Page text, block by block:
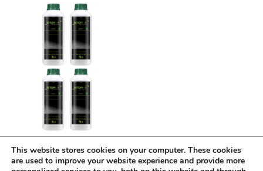
CZYSZCZENIE FUG
BETOFF-F – 4L – Płyn do
czyszczenia fug
This website stores cookies on your computer. These cookies
are used to improve your website experience and provide more